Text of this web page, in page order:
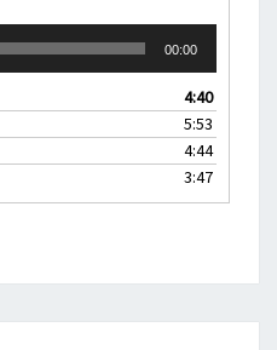
00:00
4:40
5:53
4:44
3:47